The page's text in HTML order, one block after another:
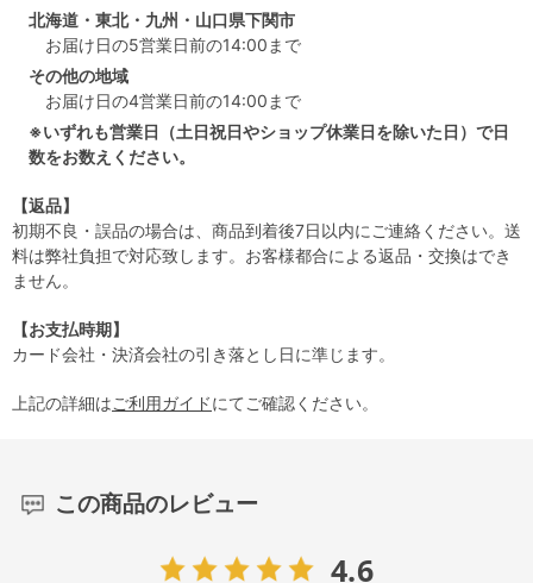
北海道・東北・九州・山口県下関市
お届け日の5営業日前の14:00まで
その他の地域
お届け日の4営業日前の14:00まで
※いずれも営業日（土日祝日やショップ休業日を除いた日）で日
数をお数えください。
【返品】
初期不良・誤品の場合は、商品到着後7日以内にご連絡ください。送
料は弊社負担で対応致します。お客様都合による返品・交換はでき
ません。
【お支払時期】
カード会社・決済会社の引き落とし日に準じます。
上記の詳細はご利用ガイドにてご確認ください。
この商品のレビュー
4.6